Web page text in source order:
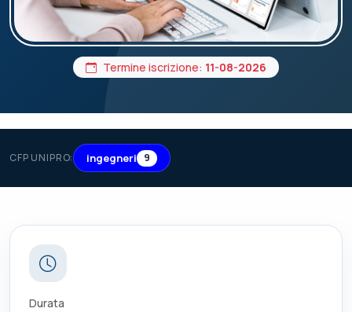
Termine iscrizione: 11-08-2026
CFP UNIPRO: ingegneri 9
Durata